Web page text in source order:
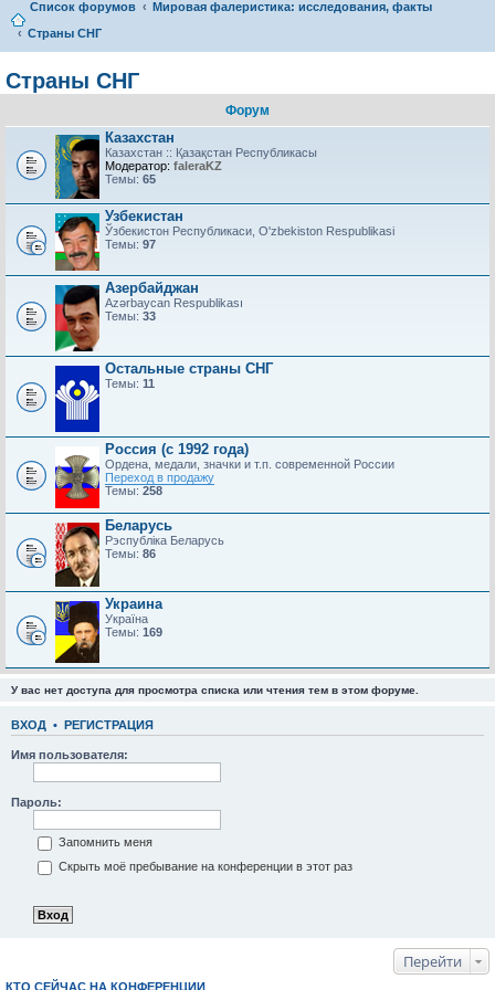
Список форумов
Мировая фалеристика: исследования, факты
Страны СНГ
Страны СНГ
Форум
Казахстан
Казахстан :: Қазақстан Республикасы
Модератор: faleraKZ
Темы: 65
Узбекистан
Ўзбекистон Республикаси, O'zbekiston Respublikasi
Темы: 97
Азербайджан
Azərbaycan Respublikası
Темы: 33
Остальные страны СНГ
Темы: 11
Россия (с 1992 года)
Ордена, медали, значки и т.п. современной России
Переход в продажу
Темы: 258
Беларусь
Рэспубліка Беларусь
Темы: 86
Украина
Україна
Темы: 169
У вас нет доступа для просмотра списка или чтения тем в этом форуме.
ВХОД • РЕГИСТРАЦИЯ
Имя пользователя:
Пароль:
Запомнить меня
Скрыть моё пребывание на конференции в этот раз
Перейти
КТО СЕЙЧАС НА КОНФЕРЕНЦИИ